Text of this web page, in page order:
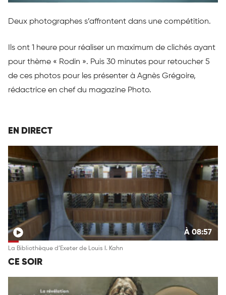
Deux photographes s’affrontent dans une compétition.
Ils ont 1 heure pour réaliser un maximum de clichés ayant
pour thème « Rodin ». Puis 30 minutes pour retoucher 5
de ces photos pour les présenter à Agnès Grégoire,
rédactrice en chef du magazine Photo.
EN DIRECT
À 08:57
La Bibliothèque d’Exeter de Louis I. Kahn
CE SOIR